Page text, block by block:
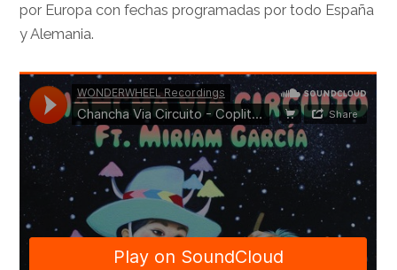
por Europa con fechas programadas por todo España
y Alemania.